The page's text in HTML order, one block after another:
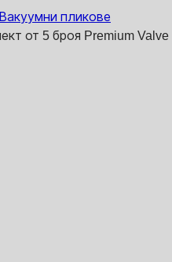
Вакуумни пликове